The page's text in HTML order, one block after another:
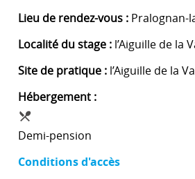
Lieu de rendez-vous : Pralognan-
Localité du stage : l’Aiguille de la
Site de pratique : l’Aiguille de la
Hébergement :
Demi-pension
Conditions d'accès